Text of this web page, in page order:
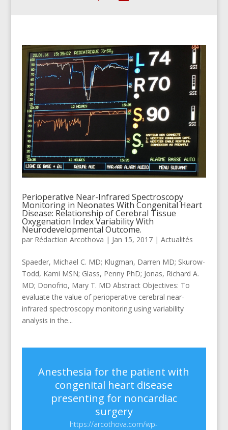
Perioperative Near-Infrared Spectroscopy
Monitoring in Neonates With Congenital Heart
Disease: Relationship of Cerebral Tissue
Oxygenation Index Variability With
Neurodevelopmental Outcome.
par Rédaction Arcothova | Jan 15, 2017| Actualités
Spaeder, Michael C. MD; Klugman, Darren MD; Skurow-
Todd, Kami MSN; Glass, Penny PhD; Jonas, Richard A.
MD; Donofrio, Mary T. MD Abstract Objectives: To
evaluate the value of perioperative cerebral near-
infrared spectroscopy monitoring using variability
analysis in the...
Anesthesia for the patient with
congenital heart disease
presenting for noncardiac
surgery
https://arcothova.com/wp-